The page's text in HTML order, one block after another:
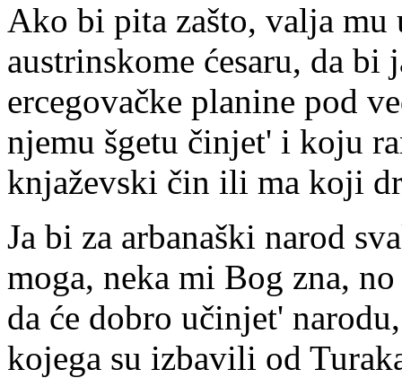
Ako bi pita zašto, valja mu
austrinskome ćesaru, da
ercegovačke planine pod
njemu šgetu činjet' i koju
knjaževski čin ili ma koji
Ja bi za arbanaški narod
moga, neka mi Bog zna,
da će dobro učinjet'
kojega su izbavili od